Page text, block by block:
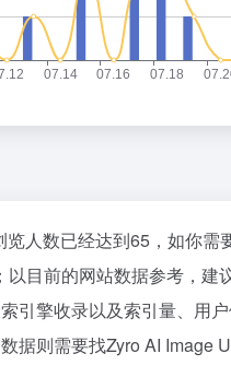
览人数已经达到65，如你
以目前的网站数据参考，建
引擎收录以及索引量、用
据则需要找Zyro AI Image